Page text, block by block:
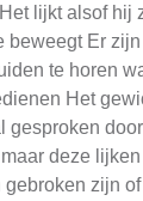
lijkt alsof hij
beweegt Er
te horen
Het
gesproken
deze
gebroken zijn